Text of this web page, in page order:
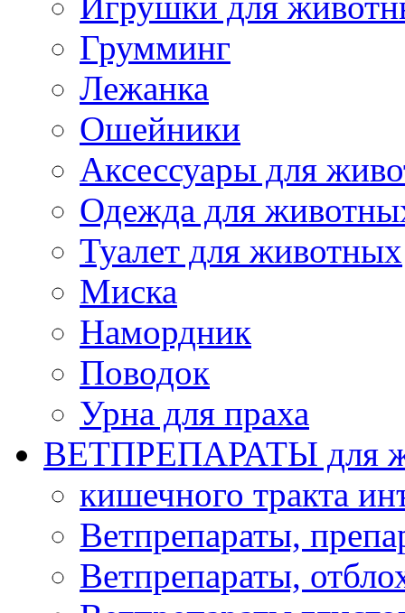
Грумминг
Лежанка
Ошейники
Аксессуары для
Одежда для
Туалет для животных
Миска
Намордник
Поводок
Урна для праха
ВЕТПРЕПАРАТЫ для
кишечного тракта
Ветпрепараты,
Ветпрепараты,